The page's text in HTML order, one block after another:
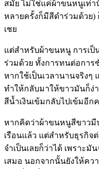
สมัย ไม่ใช่แค่ผ้าขนหนูเท่า
หลายครั้งก็มีสีดำร่วมด้วย)
เชย
แต่สำหรับผ้าขนหนู การเ
ร่วมด้วย ทั้งการทนต่อการ
หากใช้เป็นเวลานานจริง
ทำให้กลับมาให้ขาวมันก็ง่
สีน้ำเงินเข้มกลับไปเข้มอี
หากคิดว่าผ้าขนหนูสีขาว
เรือนแล้ว แต่สำหรับธุรกิจ
จำเป็นเลยก็ว่าได้ เพราะ
เสมอ นอกจากนั้นยังให้คว